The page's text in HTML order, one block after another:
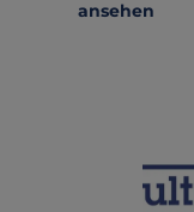
ansehen